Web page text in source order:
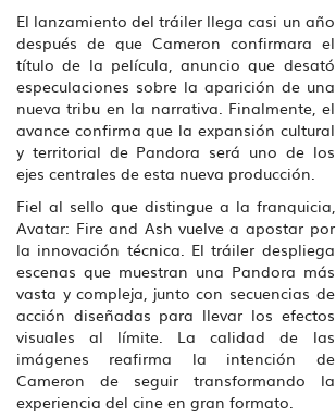
El lanzamiento del tráiler llega casi un año
después de que Cameron confirmara el
título de la película, anuncio que desató
especulaciones sobre la aparición de una
nueva tribu en la narrativa. Finalmente, el
avance confirma que la expansión cultural
y territorial de Pandora será uno de los
ejes centrales de esta nueva producción.
Fiel al sello que distingue a la franquicia,
Avatar: Fire and Ash vuelve a apostar por
la innovación técnica. El tráiler despliega
escenas que muestran una Pandora más
vasta y compleja, junto con secuencias de
acción diseñadas para llevar los efectos
visuales al límite. La calidad de las
imágenes reafirma la intención de
Cameron de seguir transformando la
experiencia del cine en gran formato.